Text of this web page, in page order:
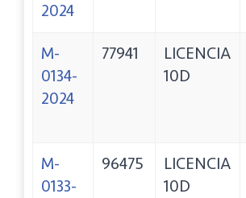
2024
M-
0134-
2024
77941
LICENCIA
10D
M-
0133-
96475
LICENCIA
10D